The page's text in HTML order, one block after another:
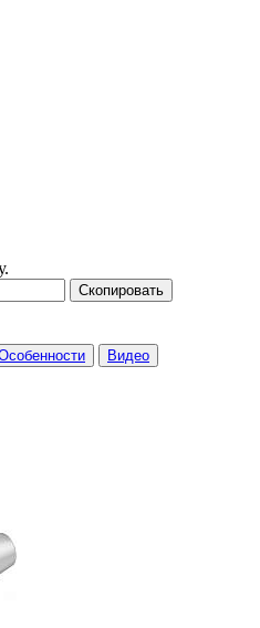
Скопировать
Видео